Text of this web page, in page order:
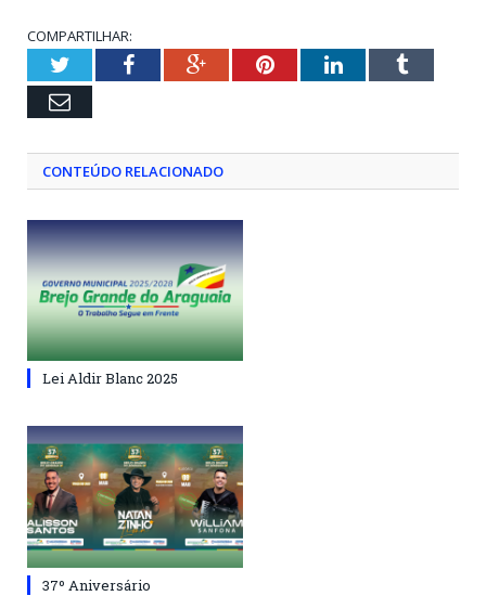
COMPARTILHAR:
TwitterFacebookGoogle+PinterestLinkedInTumblr
Email
CONTEÚDO RELACIONADO
Lei Aldir Blanc 2025
37º Aniversário